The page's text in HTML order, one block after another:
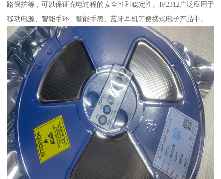
路保护等，可以保证充电过程的安全性和稳定性。IP2312广泛应用于
移动电源、智能手环、智能手表、蓝牙耳机等便携式电子产品中。